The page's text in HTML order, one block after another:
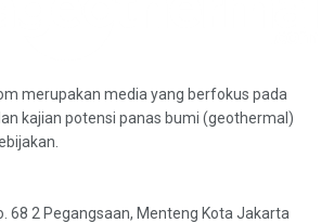
merupakan media yang berfokus pada
kajian potensi panas bumi (geothermal)
68 2 Pegangsaan, Menteng Kota Jakarta